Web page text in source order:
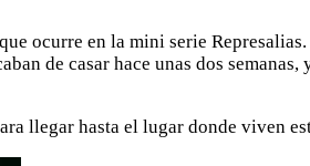
ocurre en la mini serie
de casar hace unas dos semanas,
llegar hasta el lugar donde viven